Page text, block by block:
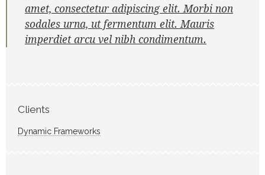
amet, consectetur adipiscing elit. Morbi non
sodales urna, ut fermentum elit. Mauris
imperdiet arcu vel nibh condimentum.
Clients
Dynamic Frameworks